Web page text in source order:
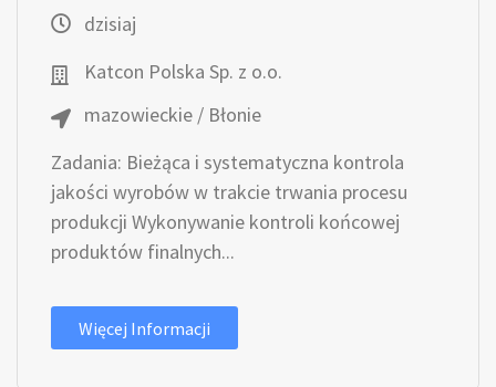
dzisiaj
Katcon Polska Sp. z o.o.
mazowieckie / Błonie
Zadania: Bieżąca i systematyczna kontrola
jakości wyrobów w trakcie trwania procesu
produkcji Wykonywanie kontroli końcowej
produktów finalnych...
Więcej Informacji